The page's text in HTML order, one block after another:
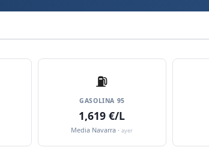
⛽️
GASOLINA 95
1,619 €/L
Media Navarra ·ayer